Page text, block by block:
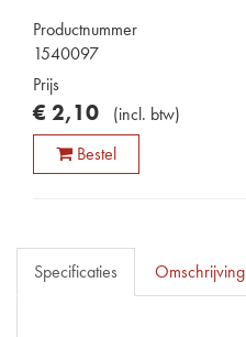
Productnummer
1540097
Prijs
€ 2,10 (incl. btw)
Bestel
Specificaties Omschrijving